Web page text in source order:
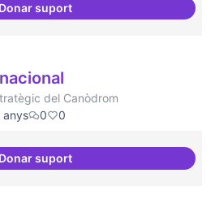
Donar suportPublicar regularment en
del Canòdrom
anys 0 0
Donar suportPresència internacional